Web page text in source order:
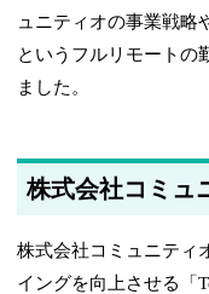
ュニティオの事業戦略
というフルリモートの
ました。
株式会社コミュ
株式会社コミュニティ
イングを向上させる「